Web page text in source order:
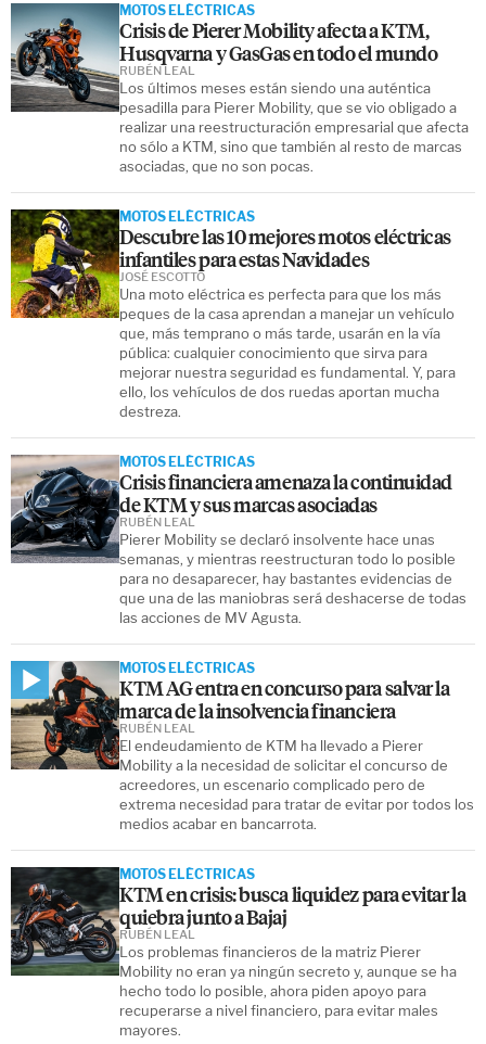
MOTOS ELÉCTRICAS
Crisis de Pierer Mobility afecta a KTM,
Husqvarna y GasGas en todo el mundo
Los últimos meses están siendo una auténtica
pesadilla para Pierer Mobility, que se vio obligado a
realizar una reestructuración empresarial que afecta
no sólo a KTM, sino que también al resto de marcas
asociadas, que no son pocas.
RUBÉN LEAL
MOTOS ELÉCTRICAS
Descubre las 10 mejores motos eléctricas
infantiles para estas Navidades
Una moto eléctrica es perfecta para que los más
peques de la casa aprendan a manejar un vehículo
que, más temprano o más tarde, usarán en la vía
pública: cualquier conocimiento que sirva para
mejorar nuestra seguridad es fundamental. Y, para
ello, los vehículos de dos ruedas aportan mucha
destreza.
JOSÉ ESCOTTO
MOTOS ELÉCTRICAS
Crisis financiera amenaza la continuidad
de KTM y sus marcas asociadas
Pierer Mobility se declaró insolvente hace unas
semanas, y mientras reestructuran todo lo posible
para no desaparecer, hay bastantes evidencias de
que una de las maniobras será deshacerse de todas
las acciones de MV Agusta.
RUBÉN LEAL
MOTOS ELÉCTRICAS
KTM AG entra en concurso para salvar la
marca de la insolvencia financiera
El endeudamiento de KTM ha llevado a Pierer
Mobility a la necesidad de solicitar el concurso de
acreedores, un escenario complicado pero de
extrema necesidad para tratar de evitar por todos los
medios acabar en bancarrota.
RUBÉN LEAL
MOTOS ELÉCTRICAS
KTM en crisis: busca liquidez para evitar la
quiebra junto a Bajaj
Los problemas financieros de la matriz Pierer
Mobility no eran ya ningún secreto y, aunque se ha
hecho todo lo posible, ahora piden apoyo para
recuperarse a nivel financiero, para evitar males
mayores.
RUBÉN LEAL